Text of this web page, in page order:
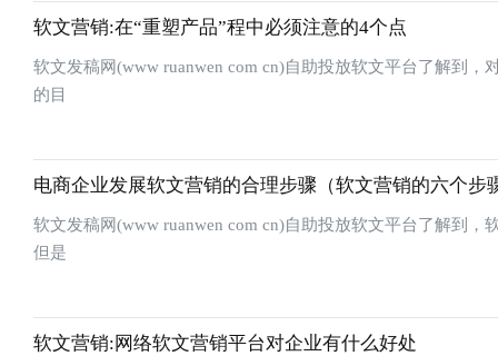
软文营销:在“重塑产品”程中必须注意的4个点
软文发稿网(www ruanwen com cn)自助投放软文平台了解到
的目
电商企业发展软文营销的合理步骤（软文营销的六个步
软文发稿网(www ruanwen com cn)自助投放软文平台了解到
但是
软文营销:网络软文营销平台对企业有什么好处